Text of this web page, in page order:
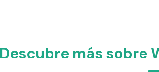
Descubre más sobre